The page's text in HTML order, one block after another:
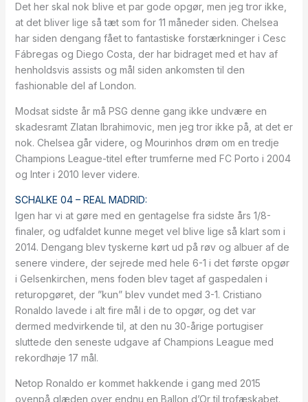
Det her skal nok blive et par gode opgør, men jeg tror ikke,
at det bliver lige så tæt som for 11 måneder siden. Chelsea
har siden dengang fået to fantastiske forstærkninger i Cesc
Fábregas og Diego Costa, der har bidraget med et hav af
henholdsvis assists og mål siden ankomsten til den
fashionable del af London.
Modsat sidste år må PSG denne gang ikke undvære en
skadesramt Zlatan Ibrahimovic, men jeg tror ikke på, at det er
nok. Chelsea går videre, og Mourinhos drøm om en tredje
Champions League-titel efter trumferne med FC Porto i 2004
og Inter i 2010 lever videre.
SCHALKE 04 – REAL MADRID:
Igen har vi at gøre med en gentagelse fra sidste års 1/8-
finaler, og udfaldet kunne meget vel blive lige så klart som i
2014. Dengang blev tyskerne kørt ud på røv og albuer af de
senere vindere, der sejrede med hele 6-1 i det første opgør
i Gelsenkirchen, mens foden blev taget af gaspedalen i
returopgøret, der ”kun” blev vundet med 3-1. Cristiano
Ronaldo lavede i alt fire mål i de to opgør, og det var
dermed medvirkende til, at den nu 30-årige portugiser
sluttede den seneste udgave af Champions League med
rekordhøje 17 mål.
Netop Ronaldo er kommet hakkende i gang med 2015
ovenpå glæden over endnu en Ballon d’Or til trofæskabet.